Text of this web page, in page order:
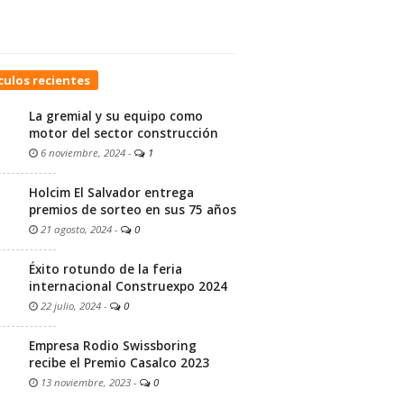
recientes
La gremial y su equipo como
motor del sector construcción
6 noviembre, 2024 - 1
Holcim El Salvador entrega
premios de sorteo en sus 75 años
21 agosto, 2024 - 0
Éxito rotundo de la feria
internacional Construexpo 2024
22 julio, 2024 - 0
Empresa Rodio Swissboring
recibe el Premio Casalco 2023
13 noviembre, 2023 - 0